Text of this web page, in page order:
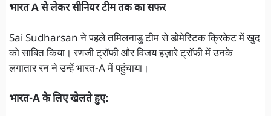
भारत A से लेकर सीनियर टीम तक का सफर
Sai Sudharsan ने पहले तमिलनाडु टीम से डोमेस्टिक क्रिकेट में खुद
को साबित किया। रणजी ट्रॉफी और विजय हज़ारे ट्रॉफी में उनके
लगातार रन ने उन्हें भारत-A में पहुंचाया।
भारत-A के लिए खेलते हुए: